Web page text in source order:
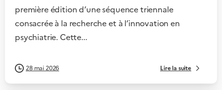
première édition d’une séquence triennale
consacrée à la recherche et à l’innovation en
psychiatrie. Cette...
28 mai 2026 Lire la suite